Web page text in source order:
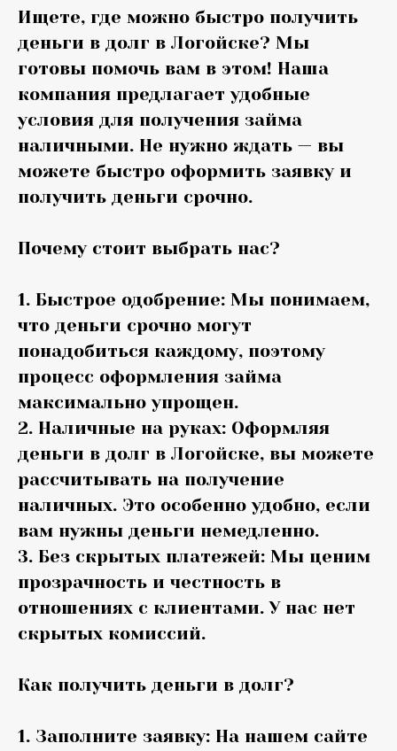
Ищете, где можно быстро получить
деньги в долг в Логойске? Мы
готовы помочь вам в этом! Наша
компания предлагает удобные
условия для получения займа
наличными. Не нужно ждать — вы
можете быстро оформить заявку и
получить деньги срочно.
Почему стоит выбрать нас?
1. Быстрое одобрение: Мы понимаем,
что деньги срочно могут
понадобиться каждому, поэтому
процесс оформления займа
максимально упрощен.
2. Наличные на руках: Оформляя
деньги в долг в Логойске, вы можете
рассчитывать на получение
наличных. Это особенно удобно, если
вам нужны деньги немедленно.
3. Без скрытых платежей: Мы ценим
прозрачность и честность в
отношениях с клиентами. У нас нет
скрытых комиссий.
Как получить деньги в долг?
1. Заполните заявку: На нашем сайте